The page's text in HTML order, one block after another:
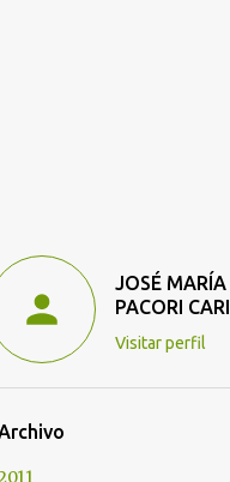
JOSÉ MARÍA
PACORI CARI
Visitar perfil